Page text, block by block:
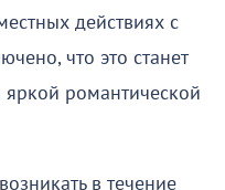
действиях с
что это станет
романтической
в течение